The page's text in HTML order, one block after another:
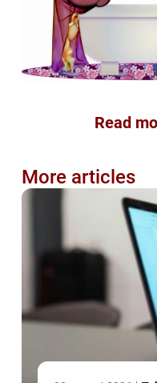
Read
More articles